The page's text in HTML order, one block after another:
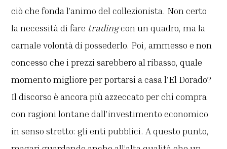
ciò che fonda l’animo del collezionista. Non certo
la necessità di fare tradingcon un quadro, ma la
carnale volontà di possederlo. Poi, ammesso e non
concesso che i prezzi sarebbero al ribasso, quale
momento migliore per portarsi a casa l’El Dorado?
Il discorso è ancora più azzeccato per chi compra
con ragioni lontane dall’investimento economico
in senso stretto: gli enti pubblici. A questo punto,